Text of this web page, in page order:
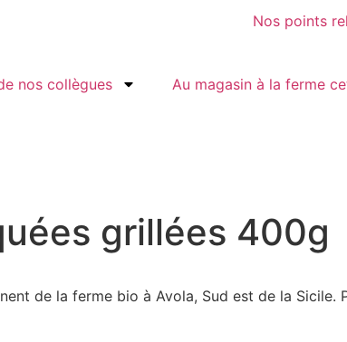
Nos points
nos collègues Au magasin à la ferme
grillées 400g
de la ferme bio à Avola, Sud est de la